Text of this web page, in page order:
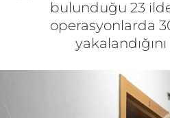
bulunduğu 23
operasyonlarda
SAĞLIK
EĞİTİM
Haber Arşivi